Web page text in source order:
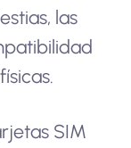
las
SIM